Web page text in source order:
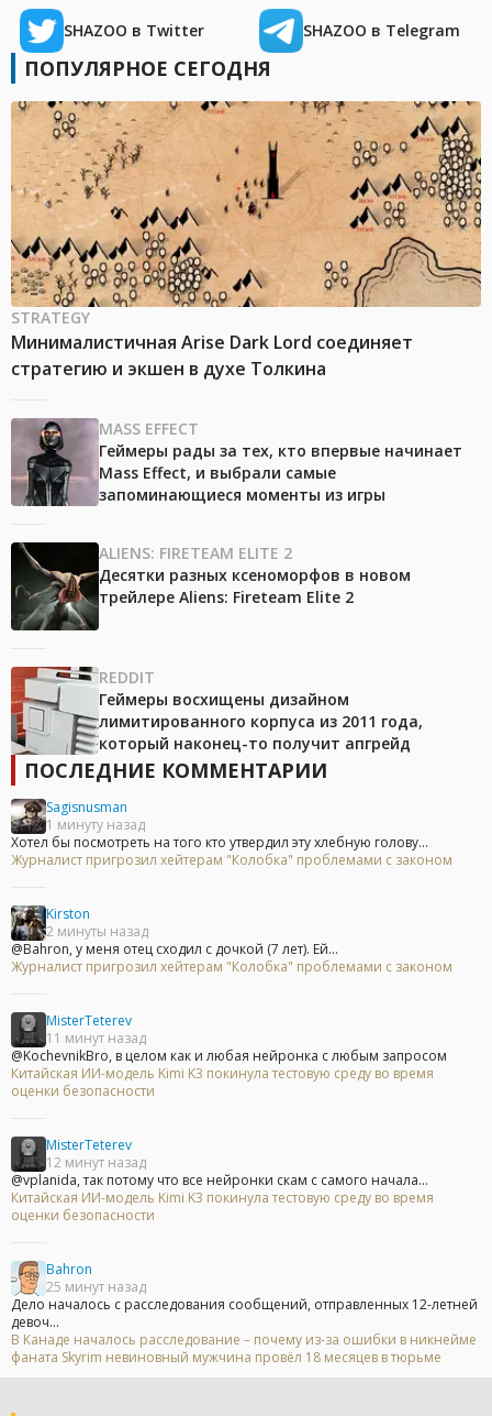
SHAZOO в Twitter SHAZOO в Telegram
ПОПУЛЯРНОЕ СЕГОДНЯ
STRATEGY
Минималистичная Arise Dark Lord соединяет
стратегию и экшен в духе Толкина
MASS EFFECT
Геймеры рады за тех, кто впервые начинает
Mass Effect, и выбрали самые
запоминающиеся моменты из игры
ALIENS: FIRETEAM ELITE 2
Десятки разных ксеноморфов в новом
трейлере Aliens: Fireteam Elite 2
REDDIT
Геймеры восхищены дизайном
лимитированного корпуса из 2011 года,
который наконец-то получит апгрейд
ПОСЛЕДНИЕ КОММЕНТАРИИ
Sagisnusman
1 минуту назад
Хотел бы посмотреть на того кто утвердил эту хлебную голову...
Журналист пригрозил хейтерам "Колобка" проблемами с законом
Kirston
2 минуты назад
@Bahron, у меня отец сходил с дочкой (7 лет). Ей...
Журналист пригрозил хейтерам "Колобка" проблемами с законом
MisterTeterev
11 минут назад
@KochevnikBro, в целом как и любая нейронка с любым запросом
Китайская ИИ-модель Kimi K3 покинула тестовую среду во время
оценки безопасности
MisterTeterev
12 минут назад
@vplanida, так потому что все нейронки скам с самого начала...
Китайская ИИ-модель Kimi K3 покинула тестовую среду во время
оценки безопасности
Bahron
25 минут назад
Дело началось с расследования сообщений, отправленных 12-летней
девоч...
В Канаде началось расследование – почему из-за ошибки в никнейме
фаната Skyrim невиновный мужчина провёл 18 месяцев в тюрьме